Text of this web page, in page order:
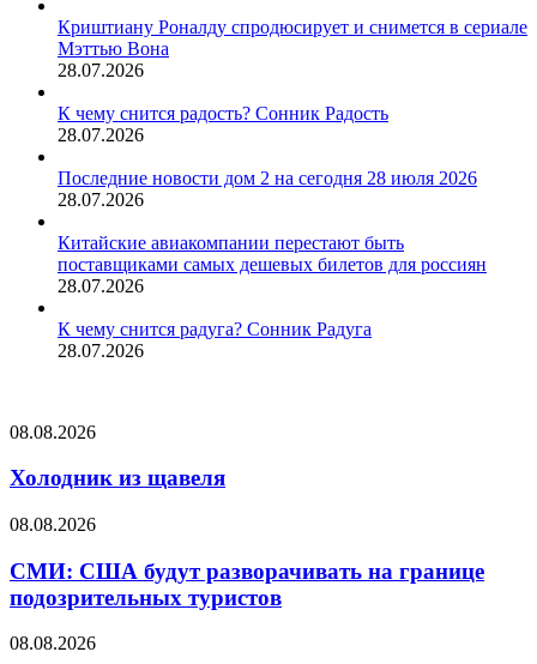
Криштиану Роналду спродюсирует и снимется в сериале
Мэттью Вона
28.07.2026
К чему снится радость? Сонник Радость
28.07.2026
Последние новости дом 2 на сегодня 28 июля 2026
28.07.2026
Китайские авиакомпании перестают быть
поставщиками самых дешевых билетов для россиян
28.07.2026
К чему снится радуга? Сонник Радуга
28.07.2026
Холодник
щавеля
08.08.2026
Холодник из щавеля
СМИ:
будут
разворачивать
на
подозрительных
08.08.2026
СМИ: США будут разворачивать на границе
подозрительных туристов
Напугавший
08.08.2026